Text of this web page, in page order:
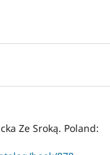
Ze Sroką. Poland: